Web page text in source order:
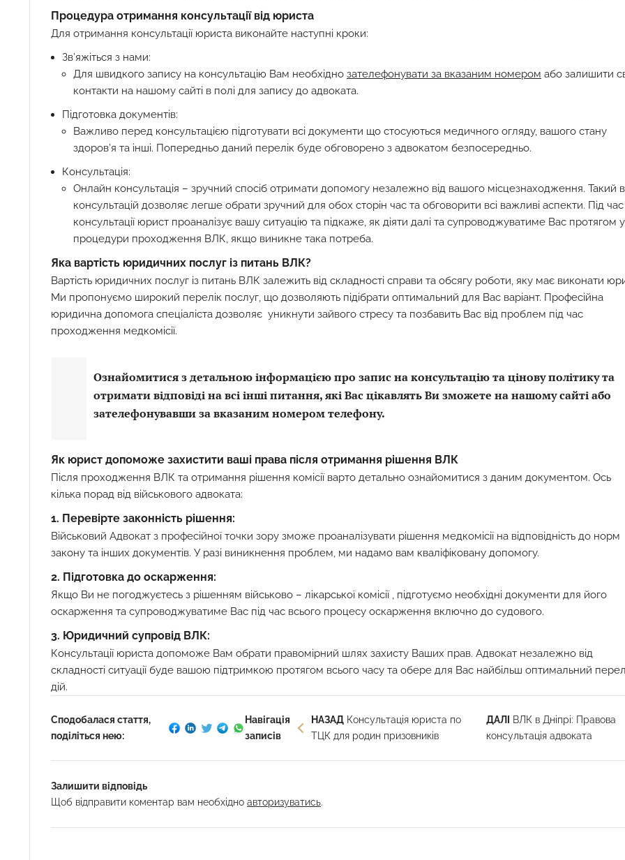
Процедура отримання консультації від юриста
Для отримання консультації юриста виконайте наступні кроки:
Зв’яжіться з нами:
Для швидкого запису на консультацію Вам необхідно зателефонувати за вказаним номером або залишити
контакти на нашому сайті в полі для запису до адвоката.
Підготовка документів:
Важливо перед консультацією підготувати всі документи що стосуються медичного огляду, вашого стану
здоров’я та інші. Попередньо даний перелік буде обговорено з адвокатом безпосередньо.
Консультація:
Онлайн консультація – зручний спосіб отримати допомогу незалежно від вашого місцезнаходження. Такий
консультацій дозволяє легше обрати зручний для обох сторін час та обговорити всі важливі аспекти. Під час
консультації юрист проаналізує вашу ситуацію та підкаже, як діяти далі та супроводжуватиме Вас протягом
процедури проходження ВЛК, якщо виникне така потреба.
Яка вартість юридичних послуг із питань ВЛК?
Вартість юридичних послуг із питань ВЛК залежить від складності справи та обсягу роботи, яку має виконати
Ми пропонуємо широкий перелік послуг, що дозволяють підібрати оптимальний для Вас варіант. Професійна
юридична допомога спеціаліста дозволяє уникнути зайвого стресу та позбавить Вас від проблем під час
проходження медкомісії.
Ознайомитися з детальною інформацією про запис на консультацію та цінову політику та
отримати відповіді на всі інші питання, які Вас цікавлять Ви зможете на нашому сайті або
зателефонувавши за вказаним номером телефону.
Як юрист допоможе захистити ваші права після отримання рішення ВЛК
Після проходження ВЛК та отримання рішення комісії варто детально ознайомитися з даним документом. Ось
кілька порад від військового адвоката:
1. Перевірте законність рішення:
Військовий Адвокат з професійної точки зору зможе проаналізувати рішення медкомісії на відповідність до норм
закону та інших документів. У разі виникнення проблем, ми надамо вам кваліфіковану допомогу.
2. Підготовка до оскарження:
Якщо Ви не погоджуєтесь з рішенням військово – лікарської комісії , підготуємо необхідні документи для його
оскарження та супроводжуватиме Вас під час всього процесу оскарження включно до судового.
3. Юридичний супровід ВЛК:
Консультації юриста допоможе Вам обрати правомірний шлях захисту Ваших прав. Адвокат незалежно від
складності ситуації буде вашою підтримкою протягом всього часу та обере для Вас найбільш оптимальний
дій.
Сподобалася стаття,
поділіться нею:
Навігація
записів
НАЗАД Консультація юриста по
ТЦК для родин призовників
ДАЛІ
ВЛК в Дніпрі: Правова
консультація адвоката
Залишити відповідь
Щоб відправити коментар вам необхідно авторизуватись.